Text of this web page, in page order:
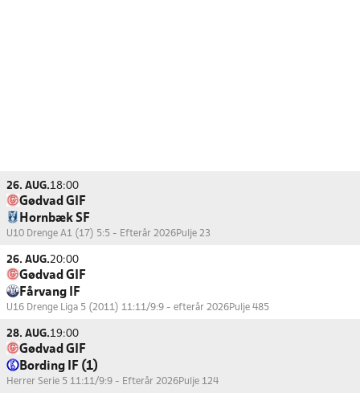
26. AUG.18:00
Gødvad GIF
Hornbæk SF
U10 Drenge A1 (17) 5:5 - Efterår 2026Pulje 23
26. AUG.20:00
Gødvad GIF
Fårvang IF
U16 Drenge Liga 5 (2011) 11:11/9:9 - efterår 2026Pulje 485
28. AUG.19:00
Gødvad GIF
Bording IF (1)
Herrer Serie 5 11:11/9:9 - Efterår 2026Pulje 124